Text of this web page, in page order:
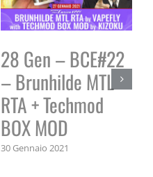
28 Gen – BCE#22
– Brunhilde MTL
RTA + Techmod
BOX MOD
30 Gennaio 2021